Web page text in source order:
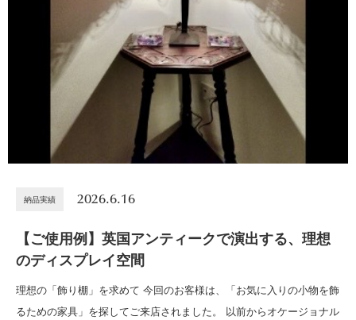
納品実績 2026.6.16
【ご使用例】英国アンティークで演出する、理想
のディスプレイ空間
理想の「飾り棚」を求めて 今回のお客様は、「お気に入りの小物を飾
るための家具」を探してご来店されました。 以前からオケージョナル